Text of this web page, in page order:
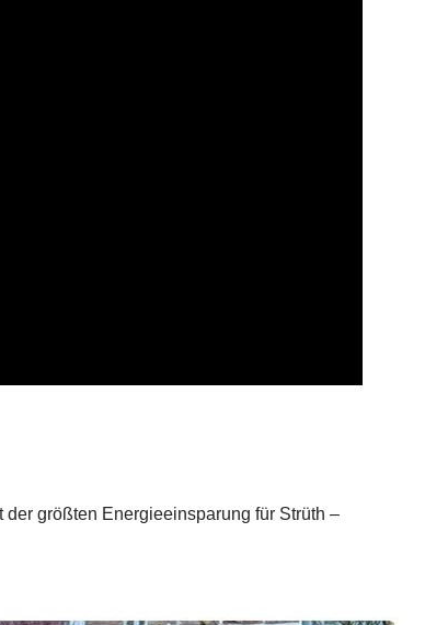
größten Energieeinsparung für Strüth –